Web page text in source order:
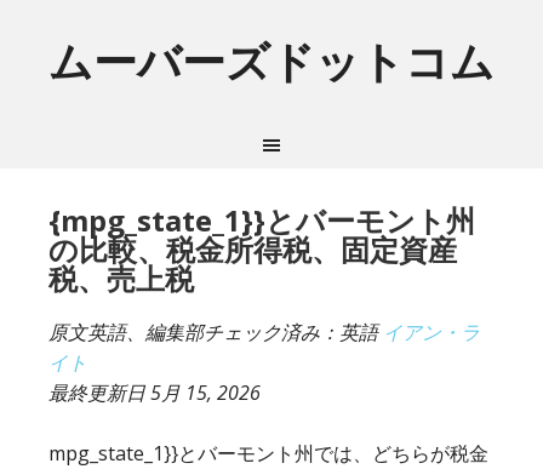
ムーバーズドットコム
{mpg_state_1}}とバーモント州
の比較、税金所得税、固定資産
税、売上税
原文英語、編集部チェック済み：英語イアン・ラ
イト
最終更新日5月 15, 2026
mpg_state_1}}とバーモント州では、どちらが税金